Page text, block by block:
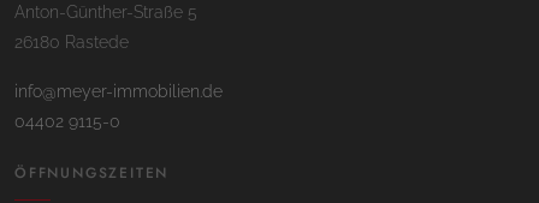
Anton-Günther-Straße 5
26180 Rastede
info@meyer-immobilien.de
04402 9115-0
ÖFFNUNGSZEITEN